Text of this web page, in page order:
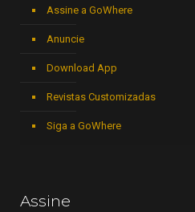
Assine a GoWhere
Anuncie
Download App
Revistas Customizadas
Siga a GoWhere
Assine